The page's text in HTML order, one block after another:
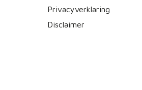
Privacyverklaring
Disclaimer